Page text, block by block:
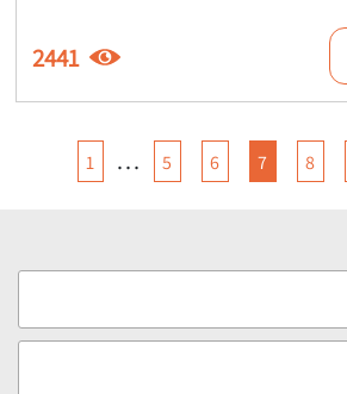
2441
1 … 5 6 7 8